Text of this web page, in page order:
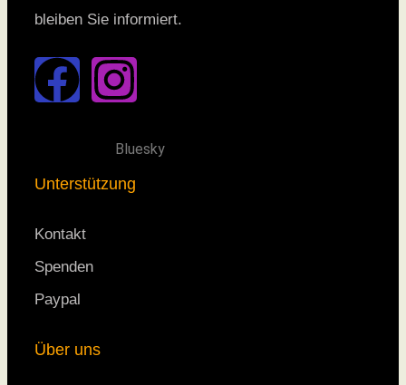
bleiben Sie informiert.
Bluesky
Unterstützung
Kontakt
Spenden
Paypal
Über uns